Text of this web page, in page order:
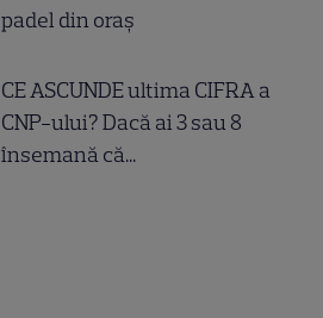
padel din oraș
CE ASCUNDE ultima CIFRA a
CNP-ului? Dacă ai 3 sau 8
însemană că...